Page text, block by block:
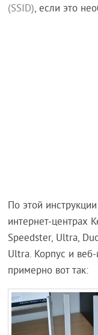
(SSID), если это
По этой
интернет-центрах
Speedster, Ultra,
Ultra. Корпус и
примерно вот так: